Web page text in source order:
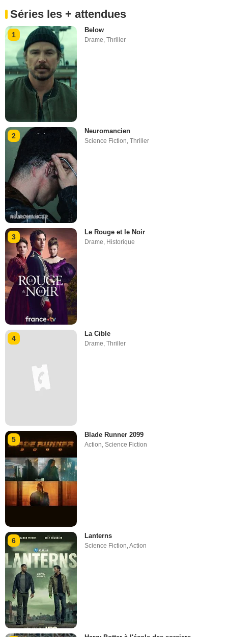
Séries les + attendues
1
Below
Drame ,Thriller
2
Neuromancien
Science Fiction,Thriller
3
Le Rouge et le Noir
Drame, Historique
4
La Cible
Drame ,Thriller
5
Blade Runner 2099
Action,Science Fiction
6
Lanterns
Science Fiction,Action